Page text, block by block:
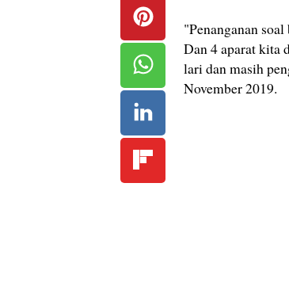
"Penanganan
Dan 4 aparat kita
lari dan masih
November 2019.